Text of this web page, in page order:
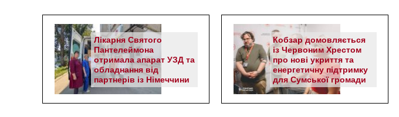
Лікарня Святого
Пантелеймона
отримала апарат УЗД та
обладнання від
партнерів із Німеччини
Кобзар домовляється
із Червоним Хрестом
про нові укриття та
енергетичну підтримку
для Сумської громади